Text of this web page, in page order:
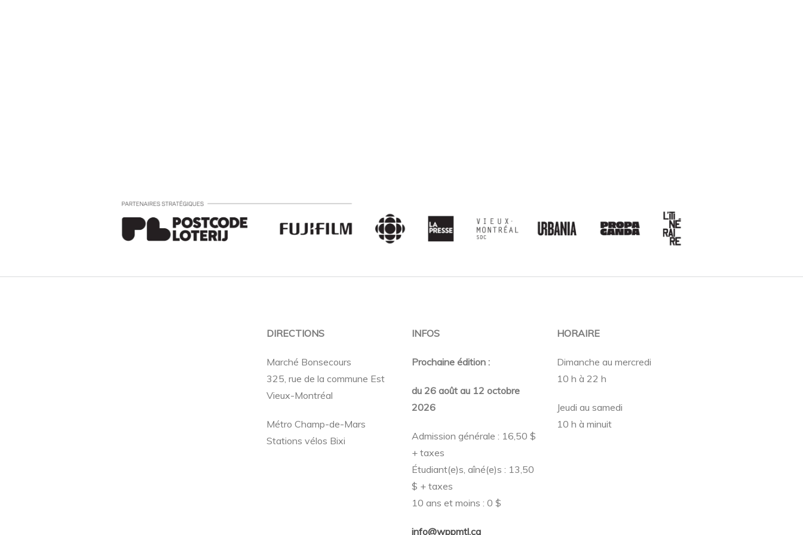
DIRECTIONS
Marché Bonsecours
325, rue de la commune Est
Vieux-Montréal
Métro Champ-de-Mars
Stations vélos Bixi
INFOS
Prochaine édition :
du 26 août au 12 octobre
2026
Admission générale : 16,50 $
+ taxes
Étudiant(e)s, aîné(e)s : 13,50
$ + taxes
10 ans et moins : 0 $
info@wppmtl.ca
HORAIRE
Dimanche au mercredi
10 h à 22 h
Jeudi au samedi
10 h à minuit